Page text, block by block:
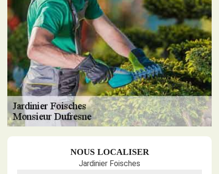
NOUS LOCALISER
Jardinier Foisches